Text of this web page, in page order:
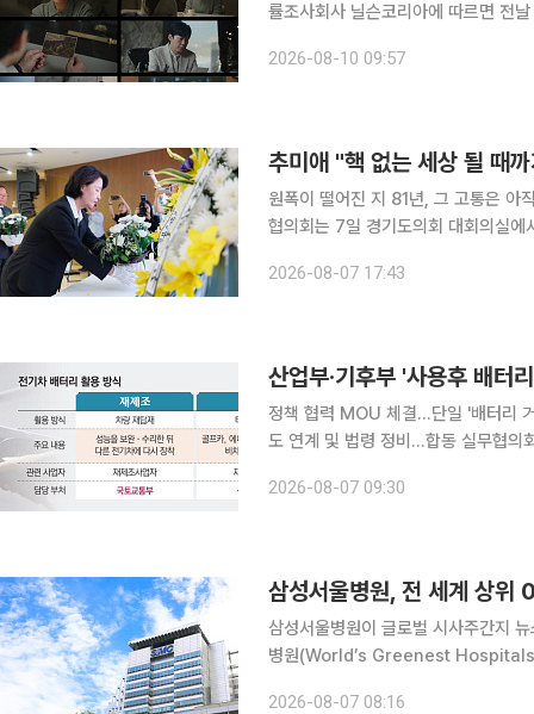
률조사회사 닐슨코리아에 따르면 전
2026-08-10 09:57
추미애 "핵 없는 세상 될 때
원폭이 떨어진 지 81년, 그 고통은 아
협의회는 7일 경기도의회 대회의실
불어민주당, 용인3), 국중범 경기도의
2026-08-07 17:43
산업부·기후부 '사용후 배터
정책 협력 MOU 체결…단일 '배터리 거래·이력 관리
도 연계 및 법령 정비…합동 실무협의회 가동 산업통상부와 기후에너지환경부가 '
리 및 유통 시스템을 일원화하고, 재
2026-08-07 09:30
삼성서울병원, 전 세계 상위
삼성서울병원이 글로벌 시사주간지
병원(World’s Greenest Hospitals
2026-08-07 08:16